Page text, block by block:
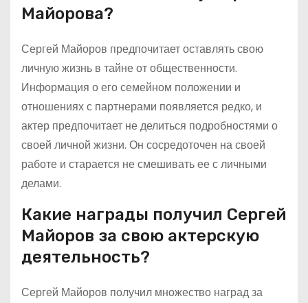
Майорова?
Сергей Майоров предпочитает оставлять свою
личную жизнь в тайне от общественности.
Информация о его семейном положении и
отношениях с партнерами появляется редко, и
актер предпочитает не делиться подробностями о
своей личной жизни. Он сосредоточен на своей
работе и старается не смешивать ее с личными
делами.
Какие награды получил Сергей
Майоров за свою актерскую
деятельность?
Сергей Майоров получил множество наград за